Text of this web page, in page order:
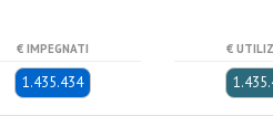
€ IMPEGNATI
1.435.434
€